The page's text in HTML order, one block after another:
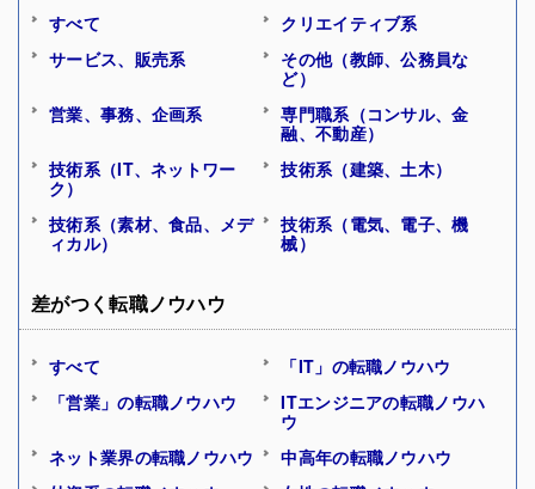
すべて
クリエイティブ系
サービス、販売系
その他（教師、公務員な
ど）
営業、事務、企画系
専門職系（コンサル、金
融、不動産）
技術系（IT、ネットワー
ク）
技術系（建築、土木）
技術系（素材、食品、メデ
ィカル）
技術系（電気、電子、機
械）
差がつく転職ノウハウ
すべて
「IT」の転職ノウハウ
「営業」の転職ノウハウ
ITエンジニアの転職ノウハ
ウ
ネット業界の転職ノウハウ
中高年の転職ノウハウ